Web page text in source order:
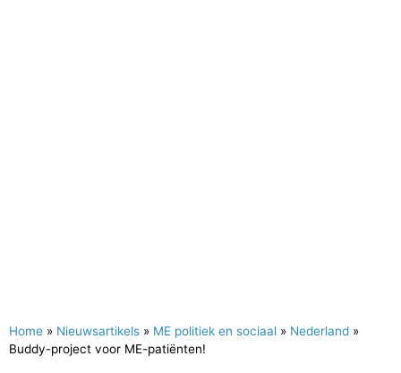
Home » Nieuwsartikels » ME politiek en sociaal » Nederland »
Buddy-project voor ME-patiënten!